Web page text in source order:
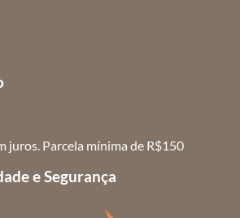
juros. Parcela mínima de R$150
e Segurança